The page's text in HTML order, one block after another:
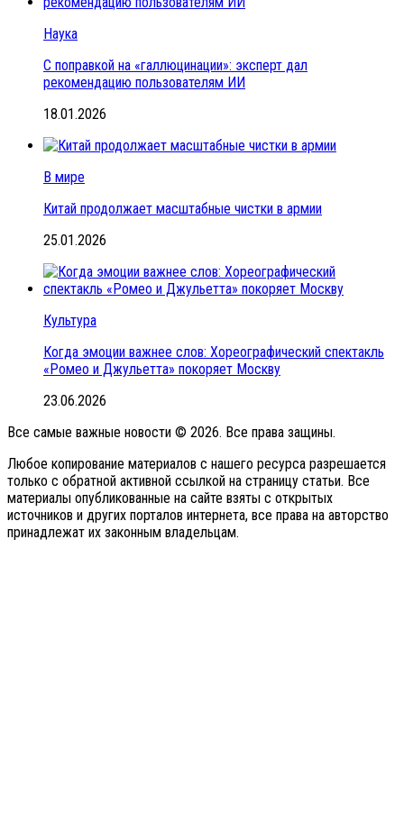
Наука
С поправкой на «галлюцинации»: эксперт дал
рекомендацию пользователям ИИ
18.01.2026
В мире
Китай продолжает масштабные чистки в армии
25.01.2026
Культура
Когда эмоции важнее слов: Хореографический спектакль
«Ромео и Джульетта» покоряет Москву
23.06.2026
Все самые важные новости © 2026. Все права защины.
Любое копирование материалов с нашего ресурса разрешается
только с обратной активной ссылкой на страницу статьи. Все
материалы опубликованные на сайте взяты с открытых
источников и других порталов интернета, все права на авторство
принадлежат их законным владельцам.